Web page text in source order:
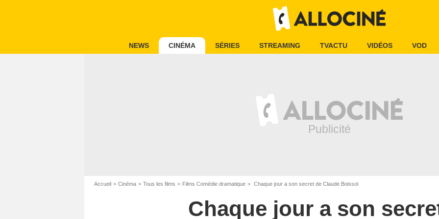
NEWS CINÉMA SÉRIES STREAMING TVACTU VIDÉOS VOD
Accueil Cinéma Tous les films Films Comédie dramatique Chaque jour a son secret de Claude Boissol
Chaque jour a son